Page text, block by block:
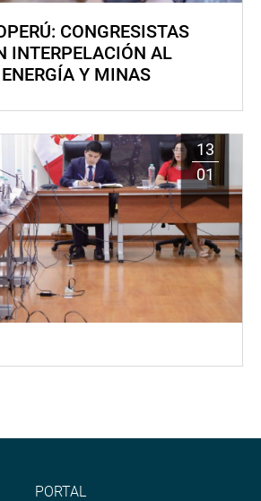
CONGRESISTAS
INTERPELACIÓN AL
Y MINAS
13
01
PORTAL